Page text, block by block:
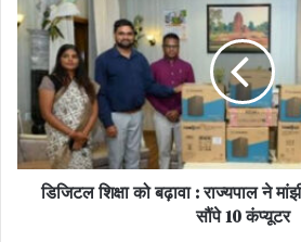
परिवारों को क्लेम का सीधा लाभ मिला है।
कार्यक्रम में गणमान्य नागरिकों की उपस्थिति
इस गरिमामय आयोजन के दौरान बैंकिंग और बीमा
मौजूद रहे, जिनमें शामिल हैं:
श्री अमित झिंगरन (एमडी एवं सीईओ, एसबीआई
डिजिटल शिक्षा को बढ़ावा : राज्यपाल ने
सौंपे 10 कंप्यूटर